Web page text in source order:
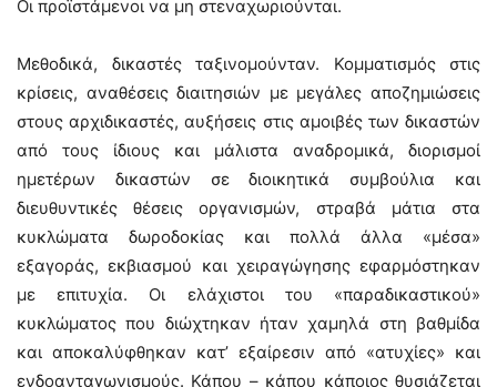
Οι προϊστάμενοι να μη στεναχωριούνται.
Μεθοδικά, δικαστές ταξινομούνταν. Κομματισμός στις
κρίσεις, αναθέσεις διαιτησιών με μεγάλες αποζημιώσεις
στους αρχιδικαστές, αυξήσεις στις αμοιβές των δικαστών
από τους ίδιους και μάλιστα αναδρομικά, διορισμοί
ημετέρων δικαστών σε διοικητικά συμβούλια και
διευθυντικές θέσεις οργανισμών, στραβά μάτια στα
κυκλώματα δωροδοκίας και πολλά άλλα «μέσα»
εξαγοράς, εκβιασμού και χειραγώγησης εφαρμόστηκαν
με επιτυχία. Οι ελάχιστοι του «παραδικαστικού»
κυκλώματος που διώχτηκαν ήταν χαμηλά στη βαθμίδα
και αποκαλύφθηκαν κατ’ εξαίρεσιν από «ατυχίες» και
ενδοανταγωνισμούς. Κάπου – κάπου κάποιος θυσιάζεται